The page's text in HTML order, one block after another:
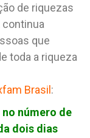
de riquezas
continua
que
toda a riqueza
Brasil:
número de
dois dias